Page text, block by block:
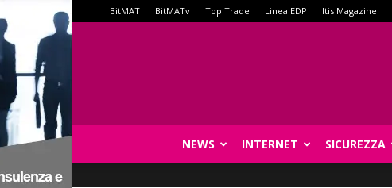
BitMAT BitMATv Top Trade Linea EDP Itis Magazine
NEWS INTERNET SICUREZZA